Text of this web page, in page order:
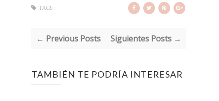
TAGS :
← Previous Posts Siguientes Posts →
TAMBIÉN TE PODRÍA INTERESAR